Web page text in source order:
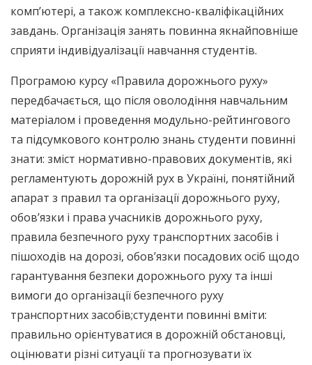
комп’ютері, а також комплексно-кваліфікаційних
завдань. Організація занять повинна якнайповніше
сприяти індивідуалізації навчання студентів.
Програмою курсу «Правила дорожнього руху»
передбачається, що після оволодіння навчальним
матеріалом і проведення модульно-рейтингового
та підсумкового контролю знань студенти повинні
знати: зміст нормативно-правових документів, які
регламентують дорожній рух в Україні, понятійний
апарат з правил та організації дорожнього руху,
обов’язки і права учасників дорожнього руху,
правила безпечного руху транспортних засобів і
пішоходів на дорозі, обов’язки посадових осіб щодо
гарантування безпеки дорожнього руху та інші
вимоги до організації безпечного руху
транспортних засобів;студенти повинні вміти:
правильно орієнтуватися в дорожній обстановці,
оцінювати різні ситуації та прогнозувати їх